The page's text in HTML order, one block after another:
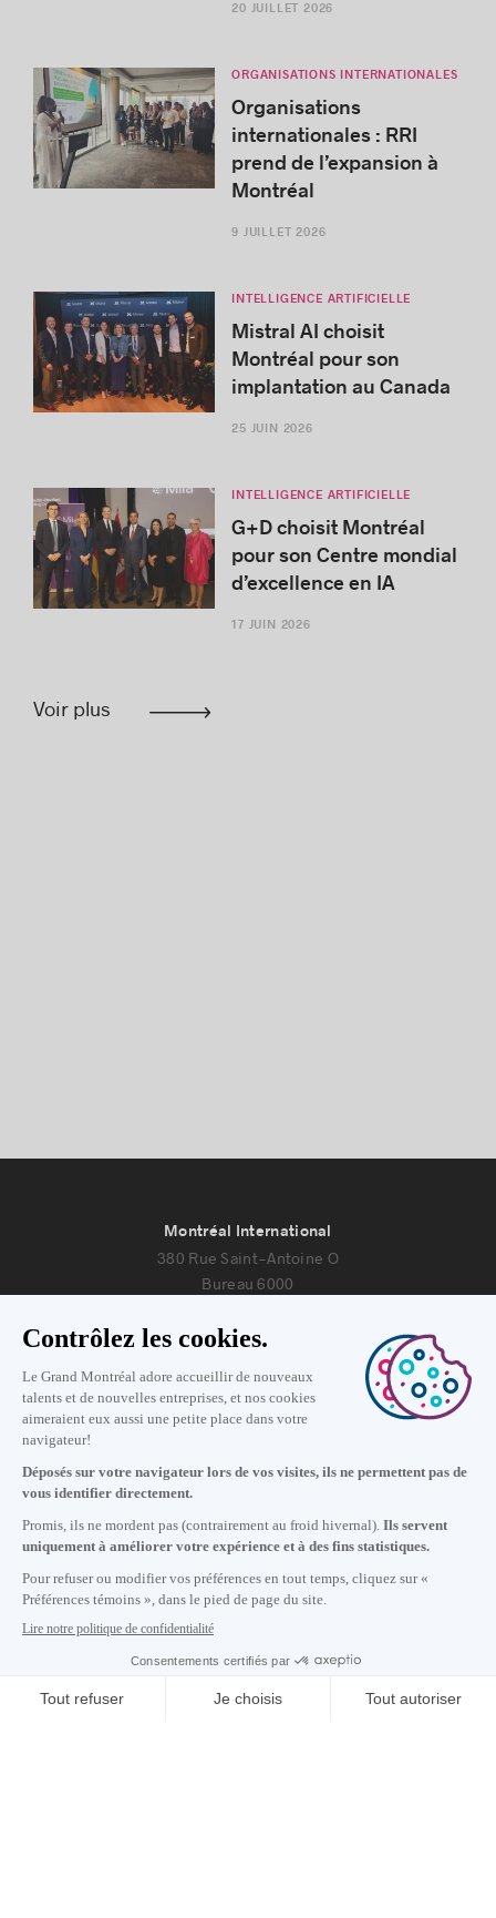
20 JUILLET 2026
ORGANISATIONS INTERNATIONALES
Organisations
internationales : RRI
prend de l’expansion à
Montréal
9 JUILLET 2026
INTELLIGENCE ARTIFICIELLE
Mistral AI choisit
Montréal pour son
implantation au Canada
25 JUIN 2026
INTELLIGENCE ARTIFICIELLE
G+D choisit Montréal
pour son Centre mondial
d’excellence en IA
17 JUIN 2026
Voir plus
S'abonner à notre infolettre
Carrières
À propos de nous
Montréal International
380 Rue Saint-Antoine O
Bureau 6000
Nous joindre
Lundi au vendredi de 8h30 à 17h.